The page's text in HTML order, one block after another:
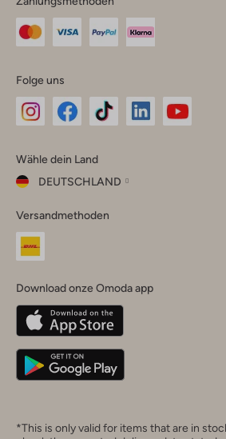
Folge uns
Instagram
Facebook
TikTok
Wähle dein Land
DEUTSCHLAND
dein
Land
Belgique(Français)
Deutschland
Versandmethoden
Download onze Omoda app
*This is only valid for items that are in